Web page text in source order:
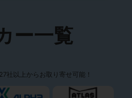
ー一覧
社以上からお取り寄せ可能！